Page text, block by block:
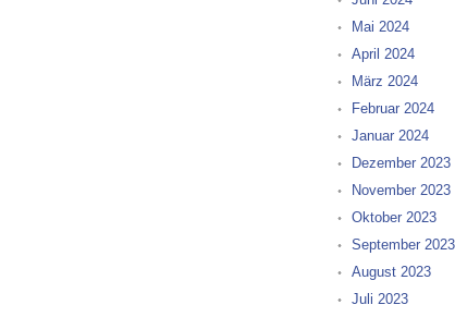
Mai 2024
April 2024
März 2024
Februar 2024
Januar 2024
Dezember 2023
November 2023
Oktober 2023
September 2023
August 2023
Juli 2023